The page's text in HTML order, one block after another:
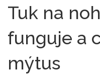
Tuk na
funguje a
mýtus